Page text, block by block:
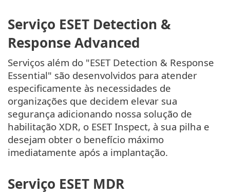
Serviço ESET Detection &
Response Advanced
Serviços além do "ESET Detection & Response
Essential" são desenvolvidos para atender
especificamente às necessidades de
organizações que decidem elevar sua
segurança adicionando nossa solução de
habilitação XDR, o ESET Inspect, à sua pilha e
desejam obter o benefício máximo
imediatamente após a implantação.
Serviço ESET MDR